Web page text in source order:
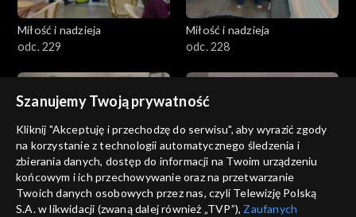
Miłość i nadzieja
odc. 229
Miłość i nadzieja
odc. 228
Miłość i nadzieja
odc. 227
Miłość i nadzieja
odc. 226
Szanujemy Twoją prywatność
Kliknij "Akceptuję i przechodzę do serwisu", aby wyrazić zgody
na korzystanie z technologii automatycznego śledzenia i
zbierania danych, dostęp do informacji na Twoim urządzeniu
końcowym i ich przechowywanie oraz na przetwarzanie
Twoich danych osobowych przez nas, czyli Telewizję Polską
S.A. w likwidacji (zwaną dalej również „TVP”), Zaufanych